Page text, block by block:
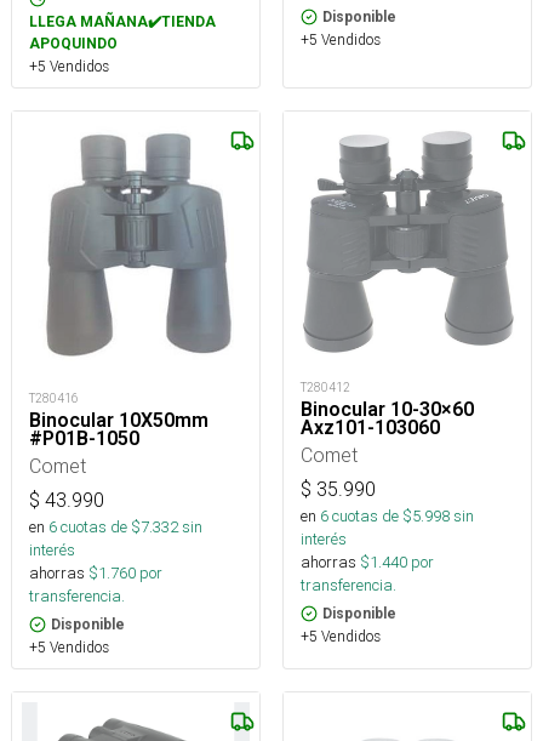
LLEGA MAÑANA✔️TIENDA
APOQUINDO
+5 Vendidos
Disponible
+5 Vendidos
T280416
Binocular 10X50mm
#P01B-1050
Comet
$ 43.990
en 6cuotas de $7.332sin
interés
ahorras $1.760 por
transferencia.
Disponible
+5 Vendidos
T280412
Binocular 10-30×60
Axz101-103060
Comet
$ 35.990
en 6cuotas de $5.998sin
interés
ahorras $1.440 por
transferencia.
Disponible
+5 Vendidos